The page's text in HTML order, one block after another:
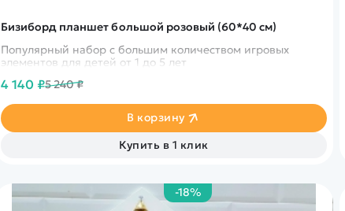
Бизиборд планшет большой розовый (60*40 см)
Популярный набор с большим количеством игровых
элементов для детей от 1 до 5 лет
4 140 ₽5 240 ₽
В корзину
Купить в 1 клик
-18%